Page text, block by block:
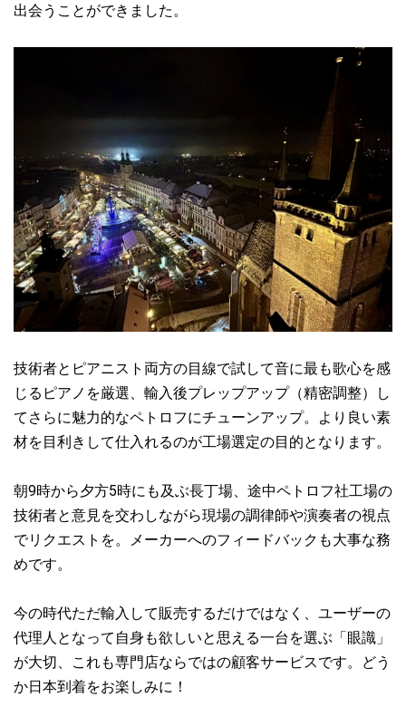
ペトロフP125F1マホガニー艶出モデル、プレップアップ完了しま
【Used】ペトロフP118P1チェリー艶消モデル、ご注文をいただ
きました♪
2020.12.06
ペトロフP118P1チェリー艶消モデル、ご注文をいただきました♪
2020.11.22
ペトロフP118P1ウォルナット艶出モデル、ご注文をいただきまし
た♪
2020.11.19
ペトロフP118P1ウォルナット艶出モデル、再入荷しました♪
2020.11.10
ペトロフP173Breeze Chippendaleマホガニー艶出モデル、ご注文
2020.11.09
チェコ共和国公式YouTubeチャンネルでご紹介いただきました♪
2020.11.08
2020.11.08
ペトロフP118P1ホワイト艶出モデル、ご注文をいただきました♪
2020.10.04
出会うことができました。
技術者とピアニスト両方の目線で試して音に最も歌心を感
じるピアノを厳選、輸入後プレップアップ（精密調整）し
てさらに魅力的なペトロフにチューンアップ。より良い素
材を目利きして仕入れるのが工場選定の目的となります。
朝9時から夕方5時にも及ぶ長丁場、途中ペトロフ社工場の
技術者と意見を交わしながら現場の調律師や演奏者の視点
でリクエストを。メーカーへのフィードバックも大事な務
めです。
今の時代ただ輸入して販売するだけではなく、ユーザーの
代理人となって自身も欲しいと思える一台を選ぶ「眼識」
が大切、これも専門店ならではの顧客サービスです。どう
か日本到着をお楽しみに！